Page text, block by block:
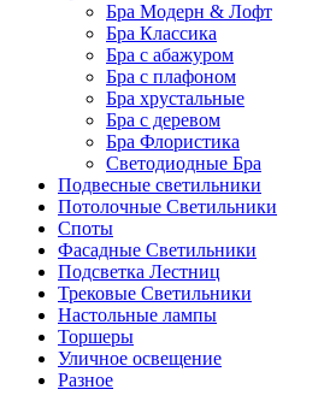
Бра Модерн & Лофт
Бра Классика
Бра с абажуром
Бра с плафоном
Бра хрустальные
Бра с деревом
Бра Флористика
Светодиодные Бра
Подвесные светильники
Потолочные Светильники
Споты
Фасадные Светильники
Подсветка Лестниц
Трековые Светильники
Настольные лампы
Торшеры
Уличное освещение
Разное